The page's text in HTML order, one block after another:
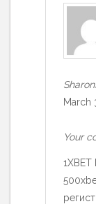
March
Your